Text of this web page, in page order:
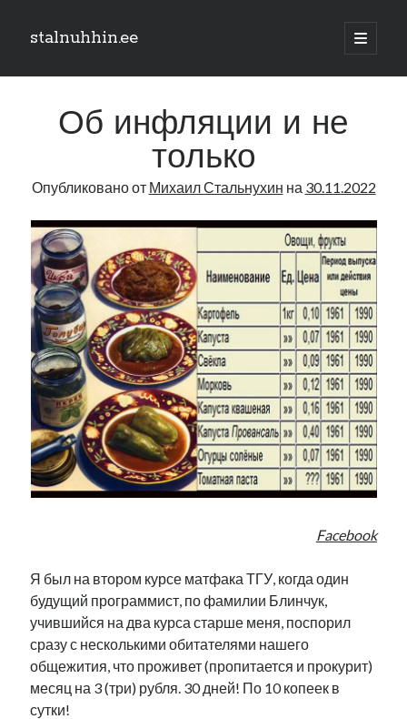
stalnuhhin.ee
отрыть
Боковая
панель
Поиск
Рубрики
В мире
Интеграция
Интервью
Книга
Личное
Нарва и северо-восток
Обзор прессы
Образование
Парламент и правительство
Фотографии
Экономика
Эстония и Россия
Юмор
radio narva takinada андрус ансип
ансиппиада безработица видео
в поисках здравого смысла выборы высказывание
евросоюз интервью история кабинетные истории
Об инфляции и не
только
Опубликовано от Михаил Стальнухин на 30.11.2022
Facebook
Я был на втором курсе матфака ТГУ, когда один
будущий программист, по фамилии Блинчук,
учившийся на два курса старше меня, поспорил
сразу с несколькими обитателями нашего
общежития, что проживет (пропитается и прокурит)
месяц на 3 (три) рубля. 30 дней! По 10 копеек в
сутки!